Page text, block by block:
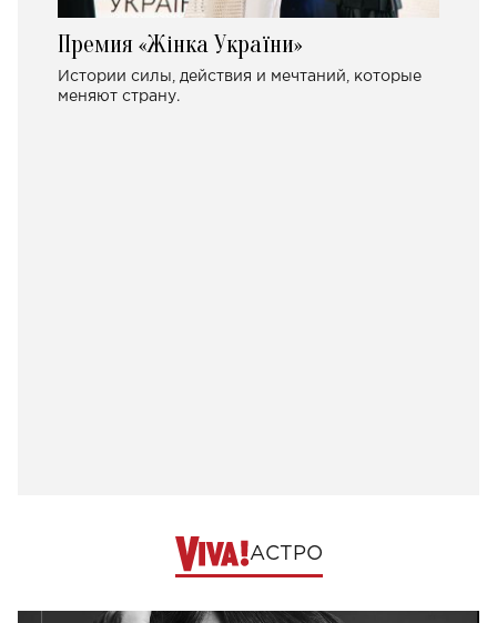
Премия «Жінка України»
Истории силы, действия и мечтаний, которые
меняют страну.
АСТРО